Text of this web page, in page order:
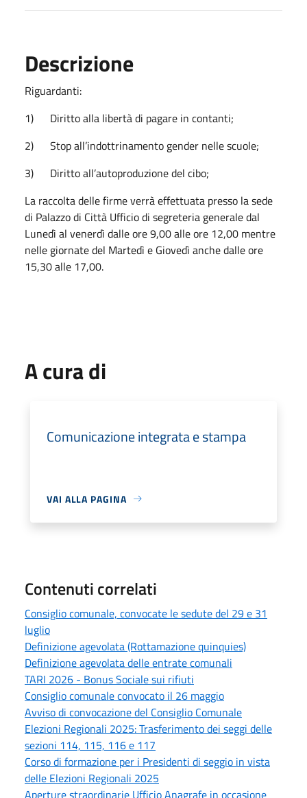
Descrizione
Riguardanti:
1) Diritto alla libertà di pagare in contanti;
2) Stop all’indottrinamento gender nelle scuole;
3) Diritto all’autoproduzione del cibo;
La raccolta delle firme verrà effettuata presso la sede
di Palazzo di Città Ufficio di segreteria generale dal
Lunedì al venerdì dalle ore 9,00 alle ore 12,00 mentre
nelle giornate del Martedì e Giovedì anche dalle ore
15,30 alle 17,00.
A cura di
Comunicazione integrata e stampa
VAI ALLA PAGINA
Contenuti correlati
Consiglio comunale, convocate le sedute del 29 e 31
luglio
Definizione agevolata (Rottamazione quinquies)
Definizione agevolata delle entrate comunali
TARI 2026 - Bonus Sociale sui rifiuti
Consiglio comunale convocato il 26 maggio
Avviso di convocazione del Consiglio Comunale
Elezioni Regionali 2025: Trasferimento dei seggi delle
sezioni 114, 115, 116 e 117
Corso di formazione per i Presidenti di seggio in vista
delle Elezioni Regionali 2025
Aperture straordinarie Ufficio Anagrafe in occasione